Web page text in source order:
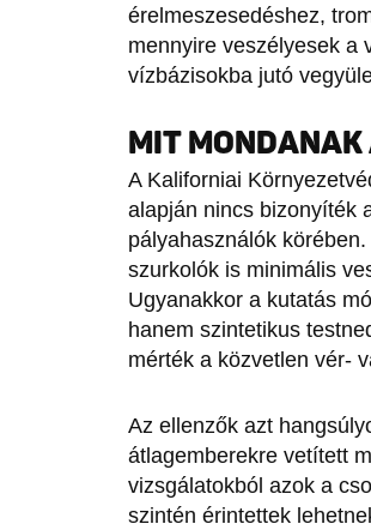
érelmeszesedéshez,
mennyire veszélyesek a
vízbázisokba jutó
MIT
A Kaliforniai
alapján nincs bizonyíték
pályahasználók
szurkolók is minimális
Ugyanakkor a kutatás
hanem szintetikus
mérték a közvetlen vér-
Az ellenzők azt
átlagemberekre vetített
vizsgálatokból azok a
szintén érintettek